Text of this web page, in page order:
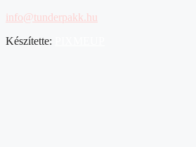
info@tunderpakk.hu
Készítette: